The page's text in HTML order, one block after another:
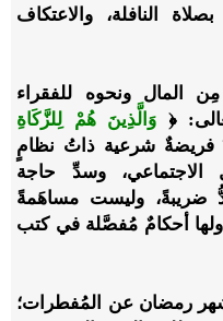
النافلة، والاعتكاف
المال ونحوه للفقراء
﴿ وَالَّذِينَ هُمْ لِلزَّكَاةِ
والزكاةُ فريضةٌ شرعية ذاتُ نظامٍ
الاجتماعي، وسدِّ حاجة
ضريبةً، وليست مساهَمةً
ولها أحكامٌ مُفصَّلة في كتب
رمضان عن المُفطرات؛